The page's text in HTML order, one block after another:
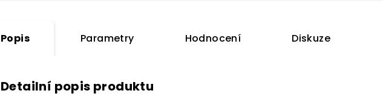
Popis Parametry Hodnocení Diskuze
Detailní popis produktu